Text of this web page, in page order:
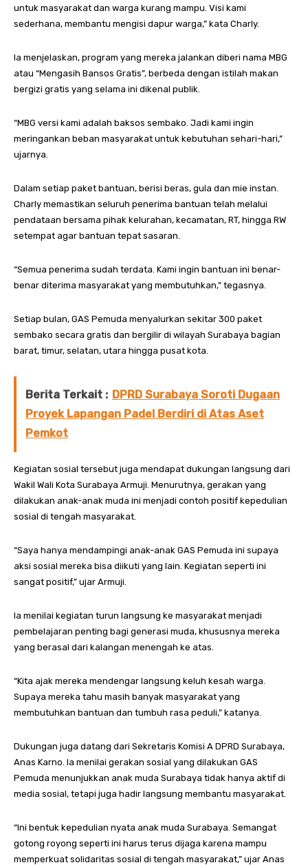
untuk masyarakat dan warga kurang mampu. Visi kami
sederhana, membantu mengisi dapur warga,” kata Charly.
Ia menjelaskan, program yang mereka jalankan diberi nama MBG
atau “Mengasih Bansos Gratis”, berbeda dengan istilah makan
bergizi gratis yang selama ini dikenal publik.
“MBG versi kami adalah baksos sembako. Jadi kami ingin
meringankan beban masyarakat untuk kebutuhan sehari-hari,”
ujarnya.
Dalam setiap paket bantuan, berisi beras, gula dan mie instan.
Charly memastikan seluruh penerima bantuan telah melalui
pendataan bersama pihak kelurahan, kecamatan, RT, hingga RW
setempat agar bantuan tepat sasaran.
“Semua penerima sudah terdata. Kami ingin bantuan ini benar-
benar diterima masyarakat yang membutuhkan,” tegasnya.
Setiap bulan, GAS Pemuda menyalurkan sekitar 300 paket
sembako secara gratis dan bergilir di wilayah Surabaya bagian
barat, timur, selatan, utara hingga pusat kota.
Berita Terkait : DPRD Surabaya Soroti Dugaan
Proyek Lapangan Padel Berdiri di Atas Aset
Pemkot
Kegiatan sosial tersebut juga mendapat dukungan langsung dari
Wakil Wali Kota Surabaya Armuji. Menurutnya, gerakan yang
dilakukan anak-anak muda ini menjadi contoh positif kepedulian
sosial di tengah masyarakat.
“Saya hanya mendampingi anak-anak GAS Pemuda ini supaya
aksi sosial mereka bisa diikuti yang lain. Kegiatan seperti ini
sangat positif,” ujar Armuji.
Ia menilai kegiatan turun langsung ke masyarakat menjadi
pembelajaran penting bagi generasi muda, khususnya mereka
yang berasal dari kalangan menengah ke atas.
“Kita ajak mereka mendengar langsung keluh kesah warga.
Supaya mereka tahu masih banyak masyarakat yang
membutuhkan bantuan dan tumbuh rasa peduli,” katanya.
Dukungan juga datang dari Sekretaris Komisi A DPRD Surabaya,
Anas Karno. Ia menilai gerakan sosial yang dilakukan GAS
Pemuda menunjukkan anak muda Surabaya tidak hanya aktif di
media sosial, tetapi juga hadir langsung membantu masyarakat.
“Ini bentuk kepedulian nyata anak muda Surabaya. Semangat
gotong royong seperti ini harus terus dijaga karena mampu
memperkuat solidaritas sosial di tengah masyarakat,” ujar Anas